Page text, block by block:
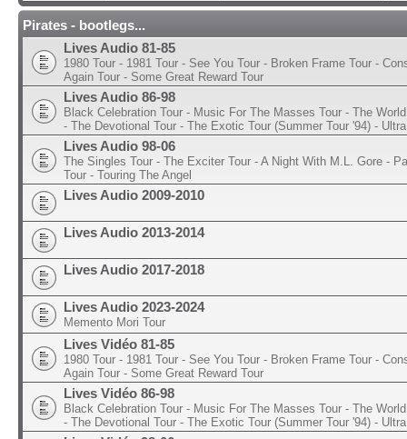
Pirates - bootlegs...
Lives Audio 81-85
1980 Tour - 1981 Tour - See You Tour - Broken Frame Tour -
Again Tour - Some Great Reward Tour
Lives Audio 86-98
Black Celebration Tour - Music For The Masses Tour - The
- The Devotional Tour - The Exotic Tour (Summer Tour '94) -
Lives Audio 98-06
The Singles Tour - The Exciter Tour - A Night With M.L. Gore -
Tour - Touring The Angel
Lives Audio 2009-2010
Lives Audio 2013-2014
Lives Audio 2017-2018
Lives Audio 2023-2024
Memento Mori Tour
Lives Vidéo 81-85
1980 Tour - 1981 Tour - See You Tour - Broken Frame Tour -
Again Tour - Some Great Reward Tour
Lives Vidéo 86-98
Black Celebration Tour - Music For The Masses Tour - The
- The Devotional Tour - The Exotic Tour (Summer Tour '94) -